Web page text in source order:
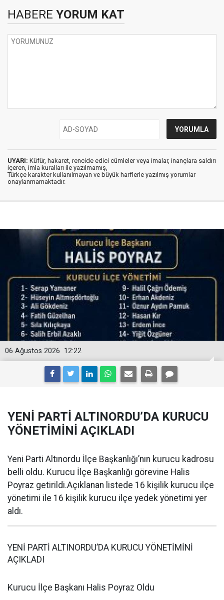
HABERE YORUM KAT
UYARI: Küfür, hakaret, rencide edici cümleler veya imalar, inançlara saldırı
içeren, imla kuralları ile yazılmamış,
Türkçe karakter kullanılmayan ve büyük harflerle yazılmış yorumlar
onaylanmamaktadır.
12:22
06 Ağustos 2026
YENİ PARTİ ALTINORDU’DA KURUCU
YÖNETİMİNİ AÇIKLADI
Yeni Parti Altınordu İlçe Başkanlığı’nın kurucu kadrosu
belli oldu. Kurucu İlçe Başkanlığı görevine Halis
Poyraz getirildi.Açıklanan listede 16 kişilik kurucu ilçe
yönetimi ile 16 kişilik kurucu ilçe yedek yönetimi yer
aldı.
YENİ PARTİ ALTINORDU’DA KURUCU YÖNETİMİNİ
AÇIKLADI
Kurucu İlçe Başkanı Halis Poyraz Oldu